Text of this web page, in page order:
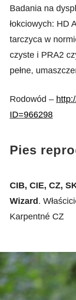
Badania na
łokciowych: HD
tarczyca w
czyste i PRA2
pełne,
Rodowód –
ID=966298
Pies
CIB, CIE, CZ,
Wizard .
Karpentné CZ